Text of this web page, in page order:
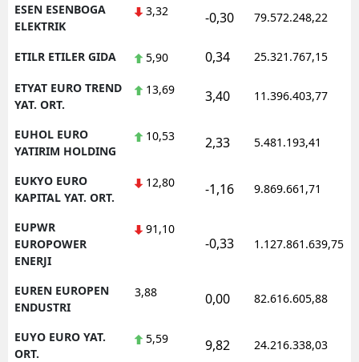
ESEN ESENBOGA
ELEKTRIK
3,32 -0,30 79.572.248,22
ETILR ETILER GIDA 5,90 0,34 25.321.767,15
ETYAT EURO TREND
YAT. ORT.
13,69 3,40 11.396.403,77
EUHOL EURO
YATIRIM HOLDING
10,53 2,33 5.481.193,41
EUKYO EURO
KAPITAL YAT. ORT.
12,80 -1,16 9.869.661,71
EUPWR
EUROPOWER
ENERJI
91,10
-0,33 1.127.861.639,75
EUREN EUROPEN
ENDUSTRI
3,88 0,00 82.616.605,88
EUYO EURO YAT.
ORT.
5,59 9,82 24.216.338,03